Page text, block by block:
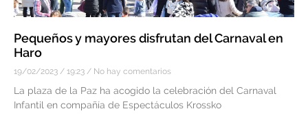
Pequeños y mayores disfrutan del Carnaval en
Haro
19/02/2023 19:23 No hay comentarios
La plaza de la Paz ha acogido la celebración del Carnaval
Infantil en compañía de Espectáculos Krossko